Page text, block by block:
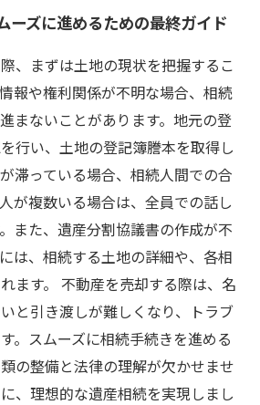
ーズに進めるための最終ガイド
、まずは土地の現状を把握するこ
報や権利関係が不明な場合、相続
まないことがあります。地元の登
行い、土地の登記簿謄本を取得し
滞っている場合、相続人間での合
が複数いる場合は、全員での話し
また、遺産分割協議書の作成が不
は、相続する土地の詳細や、各相
ます。 不動産を売却する際は、名
と引き渡しが難しくなり、トラブ
。スムーズに相続手続きを進める
の整備と法律の理解が欠かせませ
、理想的な遺産相続を実現しまし